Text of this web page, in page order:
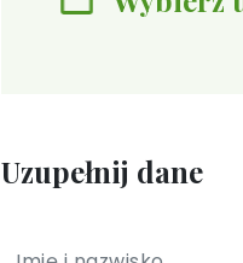
Uzupełnij dane